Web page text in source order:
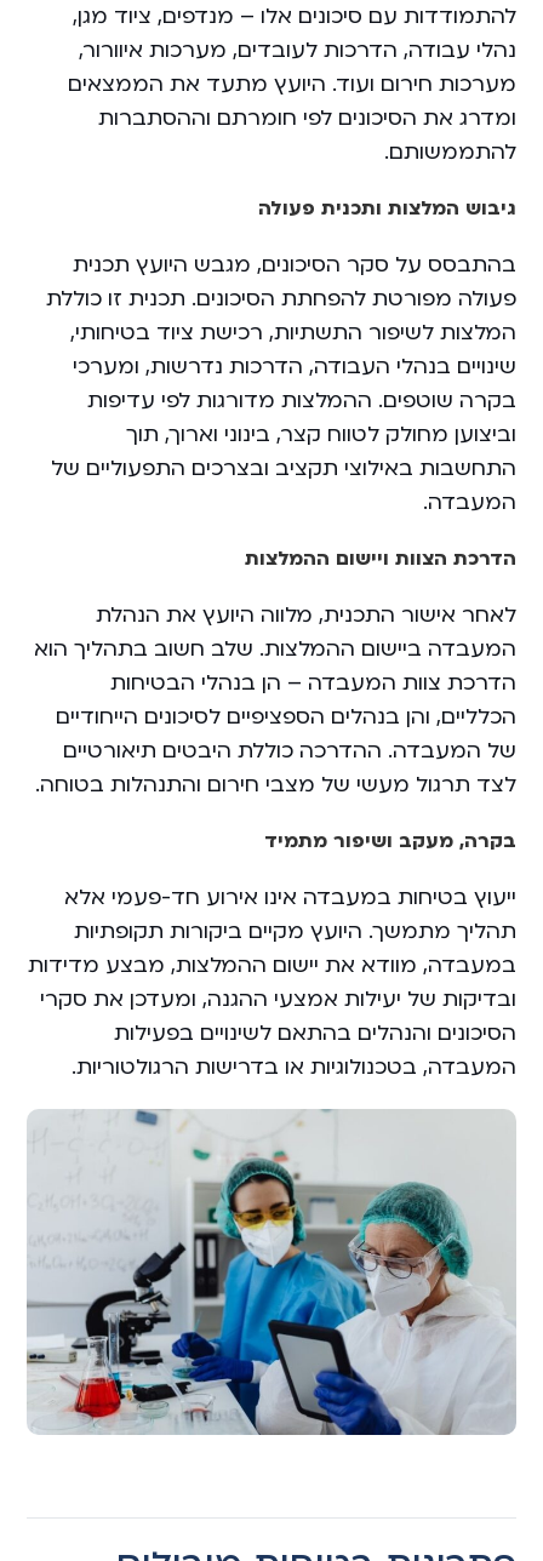
להתמודדות עם סיכונים אלו – מנדפים, ציוד מגן,
נהלי עבודה, הדרכות לעובדים, מערכות איוורור,
מערכות חירום ועוד. היועץ מתעד את הממצאים
ומדרג את הסיכונים לפי חומרתם וההסתברות
להתממשותם.
גיבוש המלצות ותכנית פעולה
בהתבסס על סקר הסיכונים, מגבש היועץ תכנית
פעולה מפורטת להפחתת הסיכונים. תכנית זו כוללת
המלצות לשיפור התשתיות, רכישת ציוד בטיחותי,
שינויים בנהלי העבודה, הדרכות נדרשות, ומערכי
בקרה שוטפים. ההמלצות מדורגות לפי עדיפות
וביצוען מחולק לטווח קצר, בינוני וארוך, תוך
התחשבות באילוצי תקציב ובצרכים התפעוליים של
המעבדה.
הדרכת הצוות ויישום ההמלצות
לאחר אישור התכנית, מלווה היועץ את הנהלת
המעבדה ביישום ההמלצות. שלב חשוב בתהליך הוא
הדרכת צוות המעבדה – הן בנהלי הבטיחות
הכלליים, והן בנהלים הספציפיים לסיכונים הייחודיים
של המעבדה. ההדרכה כוללת היבטים תיאורטיים
לצד תרגול מעשי של מצבי חירום והתנהלות בטוחה.
בקרה, מעקב ושיפור מתמיד
ייעוץ בטיחות במעבדה אינו אירוע חד-פעמי אלא
תהליך מתמשך. היועץ מקיים ביקורות תקופתיות
במעבדה, מוודא את יישום ההמלצות, מבצע מדידות
ובדיקות של יעילות אמצעי ההגנה, ומעדכן את סקרי
הסיכונים והנהלים בהתאם לשינויים בפעילות
המעבדה, בטכנולוגיות או בדרישות הרגולטוריות.